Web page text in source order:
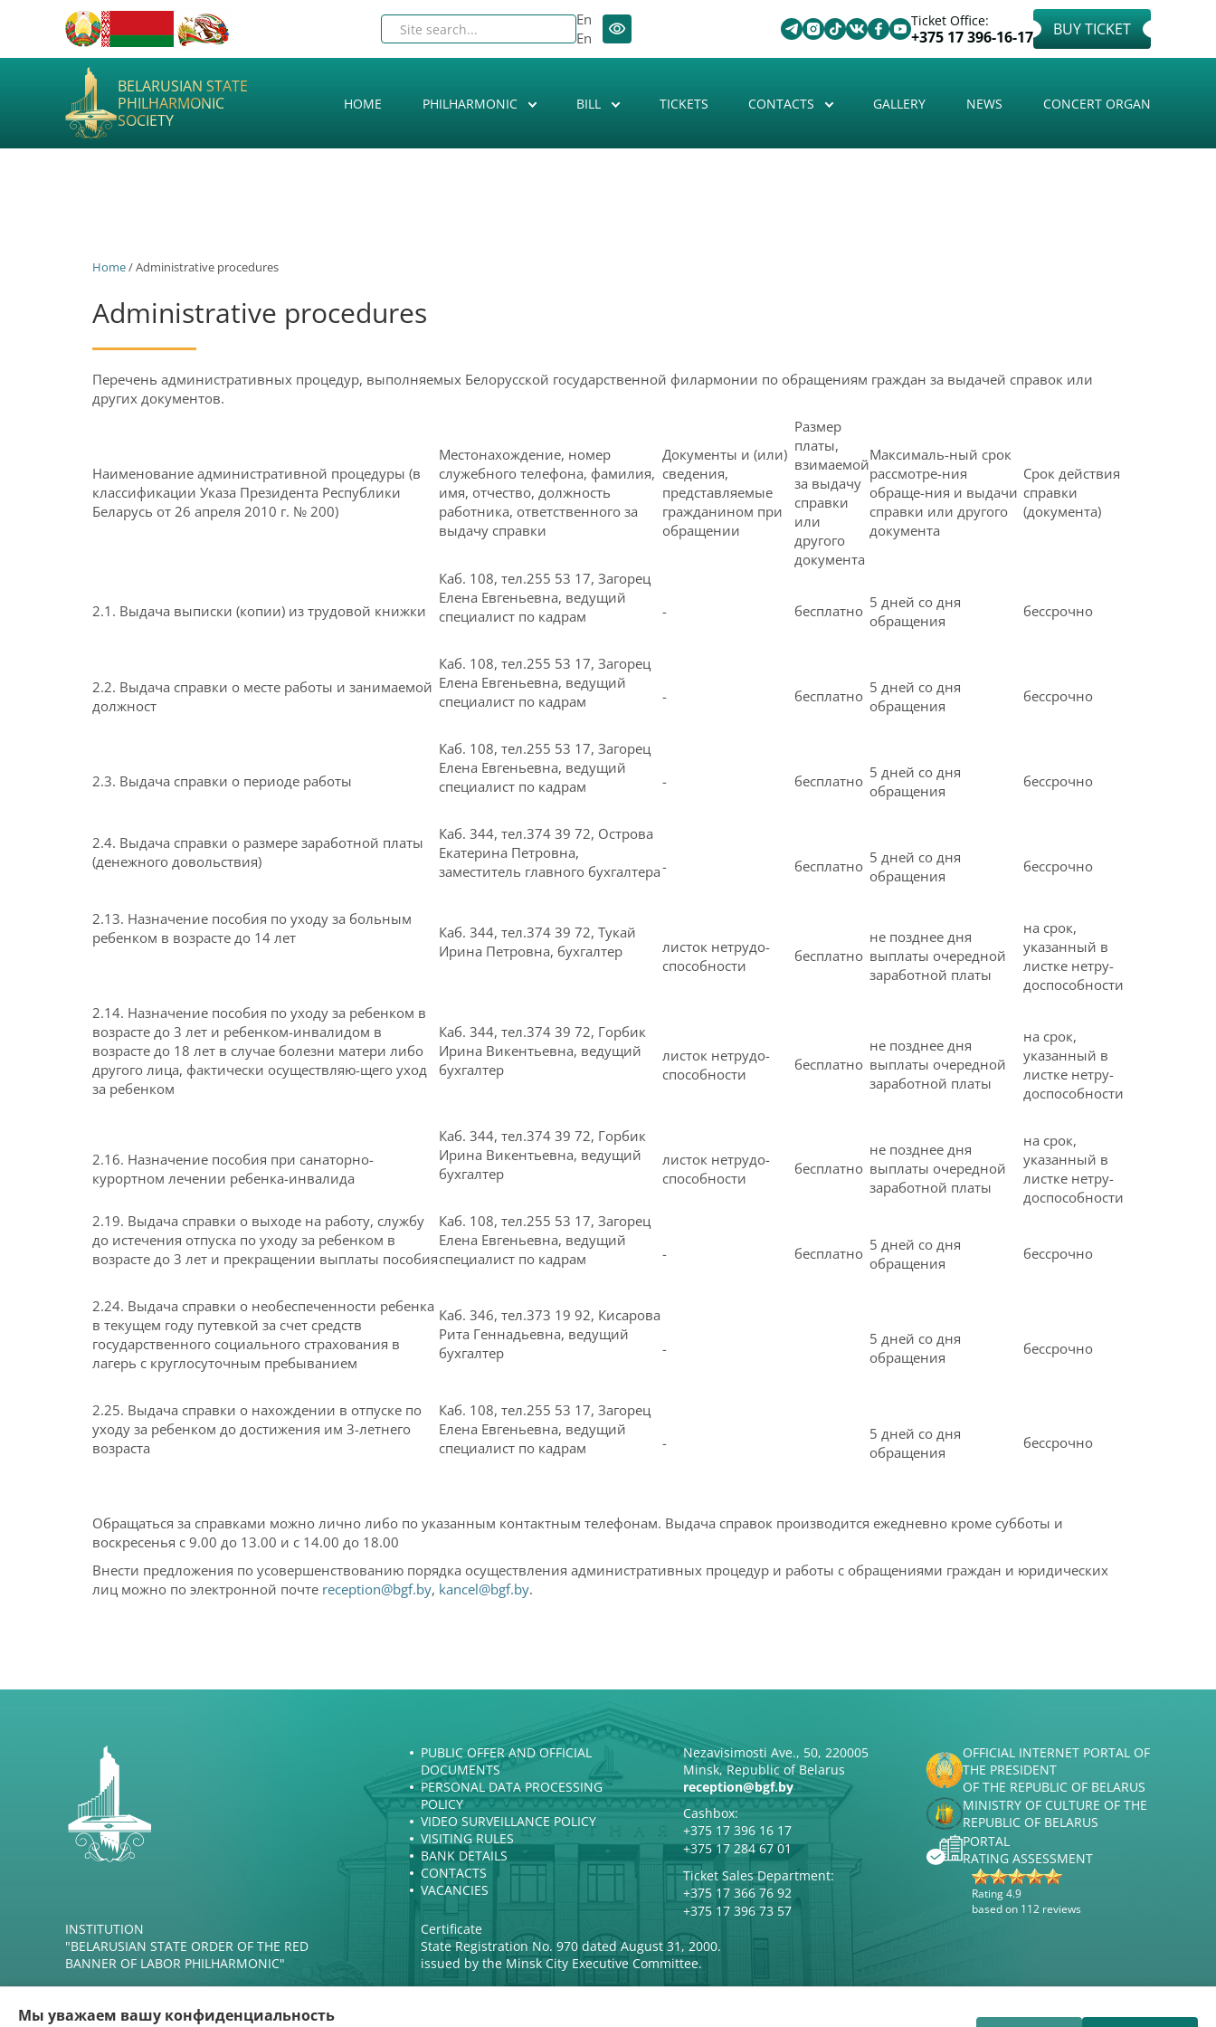
Ticket Office:
+375 17 396-16-17 BUY TICKET
En
En
BELARUSIAN STATE
PHILHARMONIC
SOCIETY
HOME PHILHARMONIC BILL TICKETS CONTACTS GALLERY NEWS CONCERT ORGAN
Home/ Administrative procedures
Administrative procedures
Перечень административных процедур, выполняемых Белорусской государственной филармонии по обращениям граждан за выдачей справок или
других документов.
Наименование административной процедуры (в
классификации Указа Президента Республики
Беларусь от 26 апреля 2010 г. № 200)
Местонахождение, номер
служебного телефона, фамилия,
имя, отчество, должность
работника, ответственного за
выдачу справки
Документы и (или)
сведения,
представляемые
гражданином при
обращении
Размер
платы,
взимаемой
за выдачу
справки
или
другого
документа
Максималь-ный срок
рассмотре-ния
обраще-ния и выдачи
справки или другого
документа
Срок действия
справки
(документа)
2.1. Выдача выписки (копии) из трудовой книжки
Каб. 108, тел.255 53 17, Загорец
Елена Евгеньевна, ведущий
специалист по кадрам
- бесплатно 5 дней со дня
обращения
бессрочно
2.2. Выдача справки о месте работы и занимаемой
должност
Каб. 108, тел.255 53 17, Загорец
Елена Евгеньевна, ведущий
специалист по кадрам
- бесплатно 5 дней со дня
обращения
бессрочно
2.3. Выдача справки о периоде работы
Каб. 108, тел.255 53 17, Загорец
Елена Евгеньевна, ведущий
специалист по кадрам
- бесплатно 5 дней со дня
обращения
бессрочно
2.4. Выдача справки о размере заработной платы
(денежного довольствия)
Каб. 344, тел.374 39 72, Острова
Екатерина Петровна,
заместитель главного бухгалтера- бесплатно 5 дней со дня
обращения
бессрочно
2.13. Назначение пособия по уходу за больным
ребенком в возрасте до 14 лет
Каб. 344, тел.374 39 72, Тукай
Ирина Петровна, бухгалтер
листок нетрудо-
способности
бесплатно
не позднее дня
выплаты очередной
заработной платы
на срок,
указанный в
листке нетру-
доспособности
2.14. Назначение пособия по уходу за ребенком в
возрасте до 3 лет и ребенком-инвалидом в
возрасте до 18 лет в случае болезни матери либо
другого лица, фактически осуществляю-щего уход
за ребенком
Каб. 344, тел.374 39 72, Горбик
Ирина Викентьевна, ведущий
бухгалтер
листок нетрудо-
способности
бесплатно
не позднее дня
выплаты очередной
заработной платы
на срок,
указанный в
листке нетру-
доспособности
2.16. Назначение пособия при санаторно-
курортном лечении ребенка-инвалида
Каб. 344, тел.374 39 72, Горбик
Ирина Викентьевна, ведущий
бухгалтер
листок нетрудо-
способности
бесплатно
не позднее дня
выплаты очередной
заработной платы
на срок,
указанный в
листке нетру-
доспособности
2.19. Выдача справки о выходе на работу, службу
до истечения отпуска по уходу за ребенком в
возрасте до 3 лет и прекращении выплаты пособия
Каб. 108, тел.255 53 17, Загорец
Елена Евгеньевна, ведущий
специалист по кадрам
- бесплатно 5 дней со дня
обращения
бессрочно
2.24. Выдача справки о необеспеченности ребенка
в текущем году путевкой за счет средств
государственного социального страхования в
лагерь с круглосуточным пребыванием
Каб. 346, тел.373 19 92, Кисарова
Рита Геннадьевна, ведущий
бухгалтер
-
5 дней со дня
обращения
бессрочно
2.25. Выдача справки о нахождении в отпуске по
уходу за ребенком до достижения им 3-летнего
возраста
Каб. 108, тел.255 53 17, Загорец
Елена Евгеньевна, ведущий
специалист по кадрам
-
5 дней со дня
обращения
бессрочно
Обращаться за справками можно лично либо по указанным контактным телефонам. Выдача справок производится ежедневно кроме субботы и
воскресенья с 9.00 до 13.00 и с 14.00 до 18.00
Внести предложения по усовершенствованию порядка осуществления административных процедур и работы с обращениями граждан и юридических
лиц можно по электронной почте reception@bgf.by, kancel@bgf.by.
INSTITUTION
"BELARUSIAN STATE ORDER OF THE RED
BANNER OF LABOR PHILHARMONIC"
PUBLIC OFFER AND OFFICIAL
DOCUMENTS
PERSONAL DATA PROCESSING
POLICY
VIDEO SURVEILLANCE POLICY
VISITING RULES
BANK DETAILS
CONTACTS
VACANCIES
Nezavisimosti Ave., 50, 220005
Minsk, Republic of Belarus
reception@bgf.by
Cashbox:
+375 17 396 16 17
+375 17 284 67 01
Ticket Sales Department:
+375 17 366 76 92
+375 17 396 73 57
Certificate
State Registration No. 970 dated August 31, 2000.
issued by the Minsk City Executive Committee.
OFFICIAL INTERNET PORTAL OF
THE PRESIDENT
OF THE REPUBLIC OF BELARUS
MINISTRY OF CULTURE OF THE
REPUBLIC OF BELARUS
PORTAL
RATING ASSESSMENT
Rating 4.9
based on 112 reviews
Мы уважаем вашу конфиденциальность